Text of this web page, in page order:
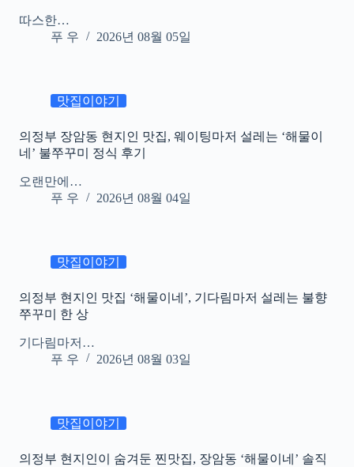
따스한…
푸 우
2026년 08월 05일
맛집이야기
의정부 장암동 현지인 맛집, 웨이팅마저 설레는 ‘해물이
네’ 불쭈꾸미 정식 후기
오랜만에…
푸 우
2026년 08월 04일
맛집이야기
의정부 현지인 맛집 ‘해물이네’, 기다림마저 설레는 불향
쭈꾸미 한 상
기다림마저…
푸 우
2026년 08월 03일
맛집이야기
의정부 현지인이 숨겨둔 찐맛집, 장암동 ‘해물이네’ 솔직